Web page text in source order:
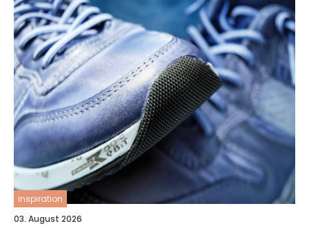
inspiration
03. August 2026